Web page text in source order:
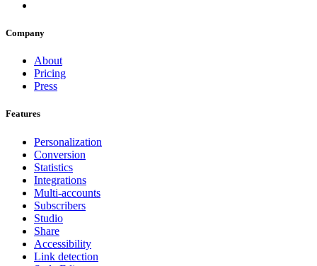
Company
About
Pricing
Press
Features
Personalization
Conversion
Statistics
Integrations
Multi-accounts
Subscribers
Studio
Share
Accessibility
Link detection